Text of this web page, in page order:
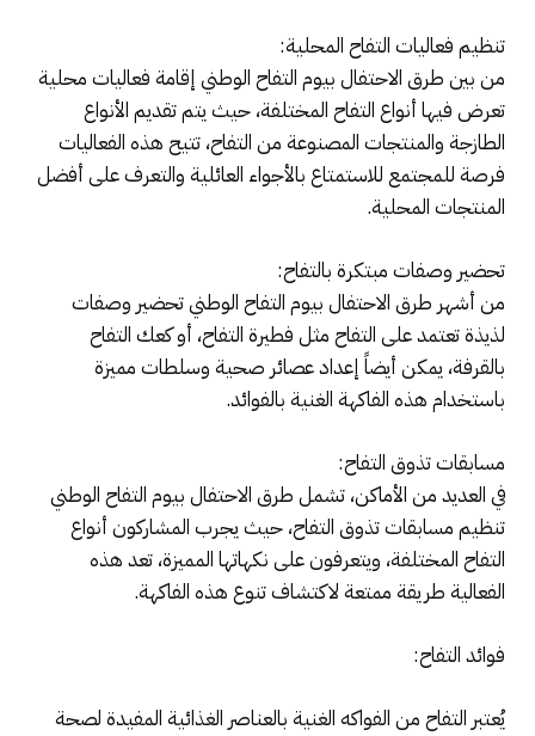
تنظيم فعاليات التفاح المحلية:
من بين طرق الاحتفال بيوم التفاح الوطني إقامة فعاليات محلية
تعرض فيها أنواع التفاح المختلفة، حيث يتم تقديم الأنواع
الطازجة والمنتجات المصنوعة من التفاح، تتيح هذه الفعاليات
فرصة للمجتمع للاستمتاع بالأجواء العائلية والتعرف على أفضل
المنتجات المحلية.
تحضير وصفات مبتكرة بالتفاح:
من أشهر طرق الاحتفال بيوم التفاح الوطني تحضير وصفات
لذيذة تعتمد على التفاح مثل فطيرة التفاح، أو كعك التفاح
بالقرفة، يمكن أيضاً إعداد عصائر صحية وسلطات مميزة
باستخدام هذه الفاكهة الغنية بالفوائد.
مسابقات تذوق التفاح:
في العديد من الأماكن، تشمل طرق الاحتفال بيوم التفاح الوطني
تنظيم مسابقات تذوق التفاح، حيث يجرب المشاركون أنواع
التفاح المختلفة، ويتعرفون على نكهاتها المميزة، تعد هذه
الفعالية طريقة ممتعة لاكتشاف تنوع هذه الفاكهة.
فوائد التفاح:
يُعتبر التفاح من الفواكه الغنية بالعناصر الغذائية المفيدة لصحة